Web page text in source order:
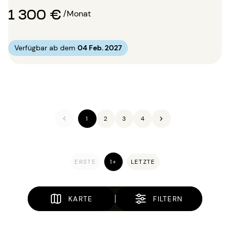
1 300 €/Monat
Verfügbar ab dem 04 Feb. 2027
1 2 3 4
ERSTE 1+ LETZTE
KARTE FILTERN